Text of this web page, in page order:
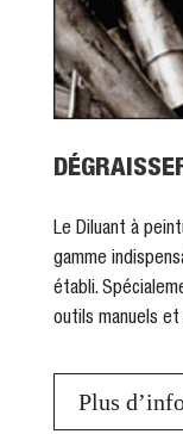
Le Diluant à
gamme
établi.
outils manuels et
Plus